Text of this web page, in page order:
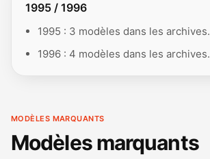
1995 / 1996
1995 : 3 modèles dans les archives.
1996 : 4 modèles dans les archives.
MODÈLES MARQUANTS
Modèles marquants